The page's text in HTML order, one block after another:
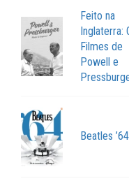
Feito na
Inglaterra:
Filmes de
Powell e
Beatles ’64